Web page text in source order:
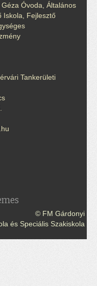
Óvoda, Általános
Iskola, Fejlesztő
Tankerületi
© FM Gárdonyi
és Speciális Szakiskola